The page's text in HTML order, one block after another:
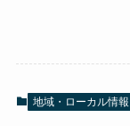
地域・ローカル情報